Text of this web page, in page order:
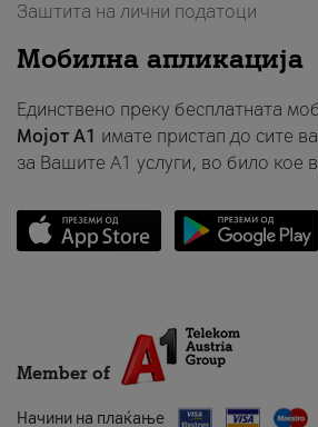
Заштита на лични податоци
Мобилна апликација
Единствено преку бесплатната
Мојот A1 имате пристап до сите
за Вашите A1 услуги, во било кое
Member of
Начини на плаќање